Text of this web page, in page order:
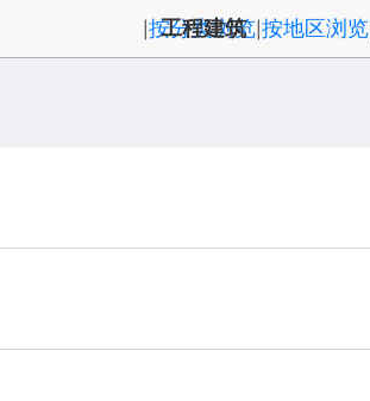
工程建筑
按分类浏览 按地区浏览